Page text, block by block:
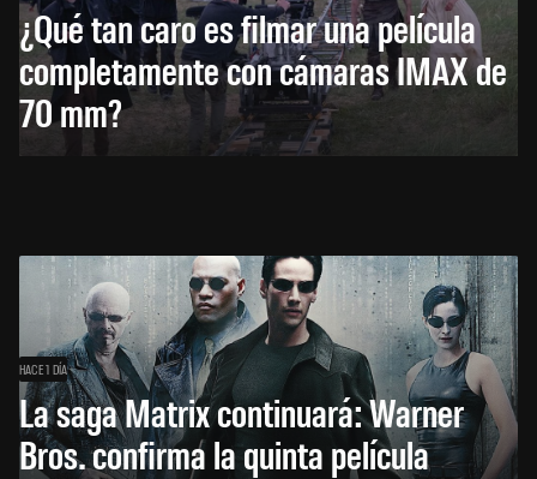
¿Qué tan caro es filmar una película
completamente con cámaras IMAX de
70 mm?
HACE 1 DÍA
La saga Matrix continuará: Warner
Bros. confirma la quinta película